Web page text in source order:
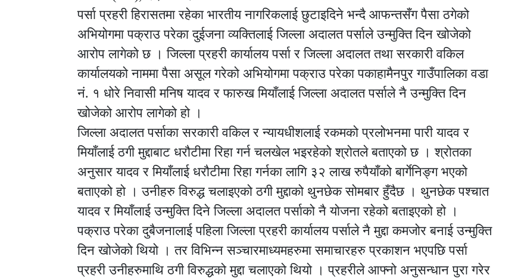
पर्सा प्रहरी हिरासतमा रहेका भारतीय नागरिकलाई छुटाइदिने भन्दै आफन्तसँग पैसा ठगेको
अभियोगमा पक्राउ परेका दुईजना व्यक्तिलाई जिल्ला अदालत पर्साले उन्मुक्ति दिन खोजेको
आरोप लागेको छ । जिल्ला प्रहरी कार्यालय पर्सा र जिल्ला अदालत तथा सरकारी वकिल
कार्यालयको नाममा पैसा असूल गरेको अभियोगमा पक्राउ परेका पकाहामैनपुर गाउँपालिका वडा
नं. १ धोरे निवासी मनिष यादव र फारुख मियाँलाई जिल्ला अदालत पर्साले नै उन्मुक्ति दिन
खोजेको आरोप लागेको हो ।
जिल्ला अदालत पर्साका सरकारी वकिल र न्यायधीशलाई रकमको प्रलोभनमा पारी यादव र
मियाँलाई ठगी मुद्दाबाट धरौटीमा रिहा गर्न चलखेल भइरहेको श्रोतले बताएको छ । श्रोतका
अनुसार यादव र मियाँलाई धरौटीमा रिहा गर्नका लागि ३२ लाख रुपैयाँको बार्गेनिङ्ग भएको
बताएको हो । उनीहरु विरुद्ध चलाइएको ठगी मुद्दाको थुनछेक सोमबार हुँदैछ । थुनछेक पश्चात
यादव र मियाँलाई उन्मुक्ति दिने जिल्ला अदालत पर्साको नै योजना रहेको बताइएको हो ।
पक्राउ परेका दुबैजनालाई पहिला जिल्ला प्रहरी कार्यालय पर्साले नै मुद्दा कमजोर बनाई उन्मुक्ति
दिन खोजेको थियो । तर विभिन्न सञ्चारमाध्यमहरुमा समाचारहरु प्रकाशन भएपछि पर्सा
प्रहरी उनीहरुमाथि ठगी विरुद्धको मुद्दा चलाएको थियो । प्रहरीले आफ्नो अनुसन्धान पुरा गरेर